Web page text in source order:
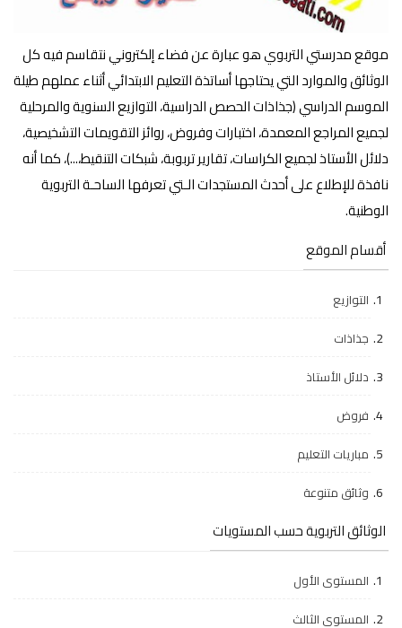
موقع مدرستي التربوي هو عبارة عن فضاء إلكتروني نتقاسم فيه كل
الوثائق والموارد التي يحتاجها أساتذة التعليم الابتدائي أثناء عملهم طيلة
الموسم الدراسي (جذاذات الحصص الدراسية، التوازيع السنوية والمرحلية
لجميع المراجع المعمدة، اختبارات وفروض، روائز التقويمات التشخيصية،
دلائل الأستاذ لجميع الكراسات، تقارير تربوبة، شبكات التنقيط،...)، كما أنه
نافذة للإطلاع على أحدث المستجدات الـتي تعرفها الساحـة التربوية
الوطنية.
أقسام الموقع
التوازيع
جذاذات
دلائل الأستاذ
فروض
مباريات التعليم
وثائق متنوعة
الوثائق التربوية حسب المستويات
المستوى الأول
المستوى الثالث